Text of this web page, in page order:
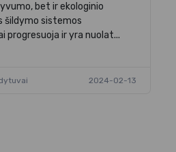
bet ir ekologinio
šildymo sistemos
progresuoja ir yra nuolat...
2024-02-13